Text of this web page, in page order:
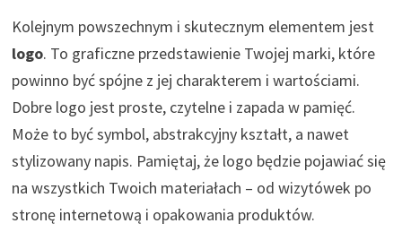
Kolejnym powszechnym i skutecznym elementem jest
logo. To graficzne przedstawienie Twojej marki, które
powinno być spójne z jej charakterem i wartościami.
Dobre logo jest proste, czytelne i zapada w pamięć.
Może to być symbol, abstrakcyjny kształt, a nawet
stylizowany napis. Pamiętaj, że logo będzie pojawiać się
na wszystkich Twoich materiałach – od wizytówek po
stronę internetową i opakowania produktów.